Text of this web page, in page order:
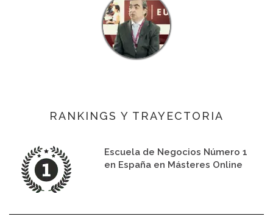
RANKINGS Y TRAYECTORIA
Escuela de Negocios Número 1
en España en Másteres Online